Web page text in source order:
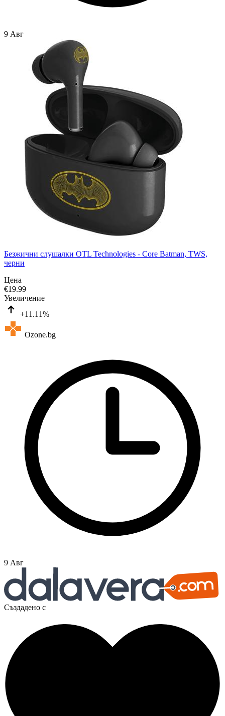
9 Авг
Безжични слушалки OTL Technologies - Core Batman, TWS,
черни
Цена
€19.99
Увеличение
+11.11%
Ozone.bg
9 Авг
Създадено с